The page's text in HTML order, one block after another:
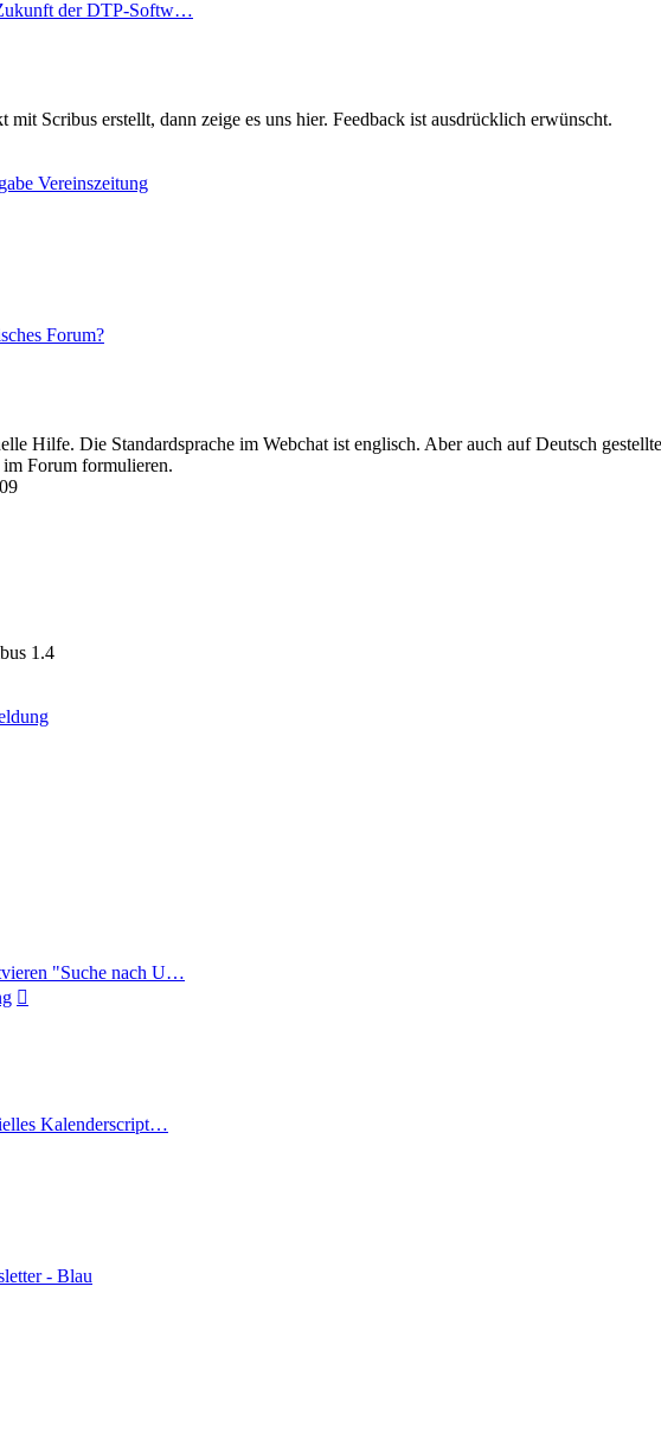
der DTP-Softw…
mit Scribus erstellt, dann zeige es uns hier. Feedback ist ausdrücklich erwünscht.
Vereinszeitung
Forum?
Hilfe. Die Standardsprache im Webchat ist englisch. Aber auch auf Deutsch
Forum formulieren.
1.4
"Suche nach U…
Kalenderscript…
- Blau